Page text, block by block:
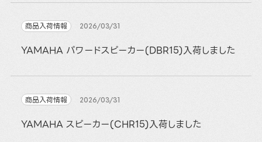
商品入荷情報 2026/03/31
YAMAHA パワードスピーカー(DBR15)入荷しました
商品入荷情報 2026/03/31
YAMAHA スピーカー(CHR15)入荷しました